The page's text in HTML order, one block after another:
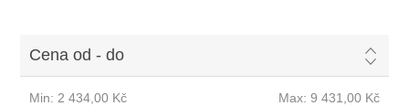
Cena od - do
Min: 2 434,00 Kč Max: 9 431,00 Kč